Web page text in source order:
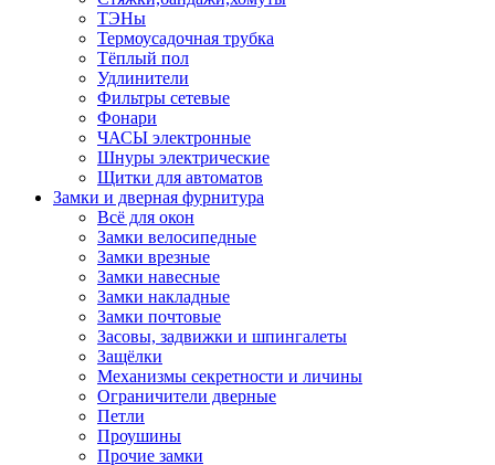
ТЭНы
Термоусадочная трубка
Тёплый пол
Удлинители
Фильтры сетевые
Фонари
ЧАСЫ электронные
Шнуры электрические
Щитки для автоматов
Замки и дверная фурнитура
Всё для окон
Замки велосипедные
Замки врезные
Замки навесные
Замки накладные
Замки почтовые
Засовы, задвижки и шпингалеты
Защёлки
Механизмы секретности и личины
Ограничители дверные
Петли
Проушины
Прочие замки